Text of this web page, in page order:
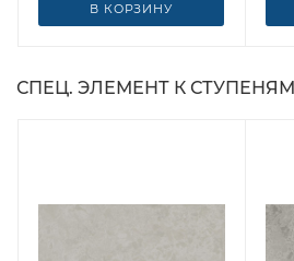
В КОРЗИНУ
СПЕЦ. ЭЛЕМЕНТ К СТУПЕНЯМ